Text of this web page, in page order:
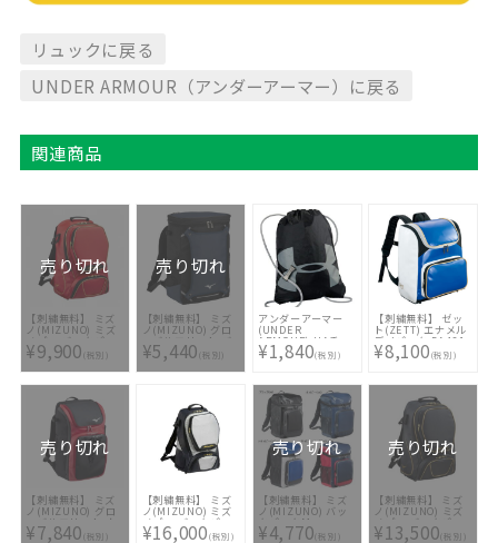
リュックに戻る
UNDER ARMOUR（アンダーアーマー）に戻る
関連商品
売り切れ
【刺繍無料】 ミズ
ノ(MIZUNO) ミズ
ノプロ バックパッ
ク 1FJD1000-62 [
バッグ刺繍2ヶ所無
料(単色のみ)※縁取
り・影付きの場合、
1ヶ所+3300円(税
¥9,900(税別)
売り切れ
【刺繍無料】 ミズ
ノ(MIZUNO) グロ
ーバルエリート バ
ックパック ジュニ
ア 1FJDB021-14 [
☆バッグ刺繍2ヶ所
合、1ヶ所+3300円
(税込)]
¥5,440(税別)
アンダーアーマー
(UNDER
ARMOUR) UAチャ
ターサックパック
AAL3713 BLK
¥1,840(税別)
【刺繍無料】 ゼッ
ト(ZETT) エナメル
デイパック BA481
2511 [ ☆バッグ刺
繍2ヶ所無料(単色の
きの場合、1ヶ所
+3300円(税込)]
¥8,100(税別)
売り切れ
【刺繍無料】 ミズ
ノ(MIZUNO) グロ
ーバルエリート オ
ールインワンバック
¥7,840(税別)
【刺繍無料】 ミズ
ノ(MIZUNO) ミズ
ノプロ バックパッ
ク 40L 2026セレク
¥16,000(税別)
売り切れ
【刺繍無料】 ミズ
ノ(MIZUNO) バッ
クパックM
1FJD7021 [ ☆バッ
¥4,770(税別)
売り切れ
【刺繍無料】 ミズ
ノ(MIZUNO) ミズ
ノプロ バックパッ
ク 40L 1FJD3000-
¥13,500(税別)